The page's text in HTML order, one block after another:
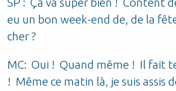
eu un bon week-end de, de la
cher ?
MC: Oui ! Quand même ! Il fait
! Même ce matin là, je suis assis